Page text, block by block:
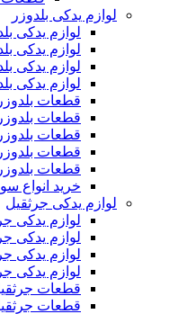
لوازم یدکی بلدوزر
لوازم یدکی بلدوزر
لوازم یدکی بلدوزر
لوازم یدکی بلدوزر هپکو
لوازم یدکی بلدوزر لیبهر
قطعات بلدوزر کاترپیلار
قطعات بلدوزر هپکو
قطعات بلدوزر لیبهر
قطعات بلدوزر کوماتسو
قطعات بلدوزر
خرید انواع سوپر شارژ
لوازم یدکی جرثقیل
لوازم یدکی جرثقیل تادانو
لوازم یدکی جرثقیل کاتو
لوازم یدکی جرثقیل لیبهر
لوازم یدکی جرثقیل هنیو
قطعات جرثقیل
قطعات جرثقیل هینو